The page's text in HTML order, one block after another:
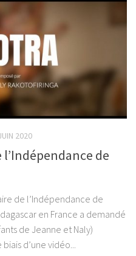
2020
de
de l’Indépendance de
en France a demandé
de Jeanne et Naly)
d’une vidéo...